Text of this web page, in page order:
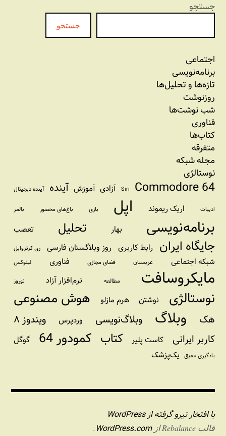
جستجو
جستجو
اجتماعی
برنامه‏‌نویسی
تازه‌‌ها و تحلیل‌ها
روزنوشت
شب نوشت‌ها
فناوری
کتاب‌ها
متفرقه
مجله شبکه
نوستالژی
Commodore 64
Siri آزادی آموزش آینده آینده دیجیتال
ادبیات اریک ریموند اپل بازی باغ‌های محصور بالمر
برنامه‌نویسی بهار تحلیل تعصب
جایگاه ایران رابط کاربری روز وبلاگستان فارسی ری کرتزوایل
شبکه اجتماعی عربستان فضای مجازی فناوری لینوکس
مایکروسافت مطالعه نرم‌افزار آزاد نوروز
نوستالژی نوشتن هرم مازلو هوش مصنوعی
هک وبلاگ وبلاگ‌نویسی وردپرس
ویندوز ۸
کاربر ایرانی
کاست پلیر کتاب کمودور 64 گوگل
یادگیری عمیق یک‌پزشک
با افتخار نیرو گرفته از WordPress
قالب Rebalance از WordPress.com
.